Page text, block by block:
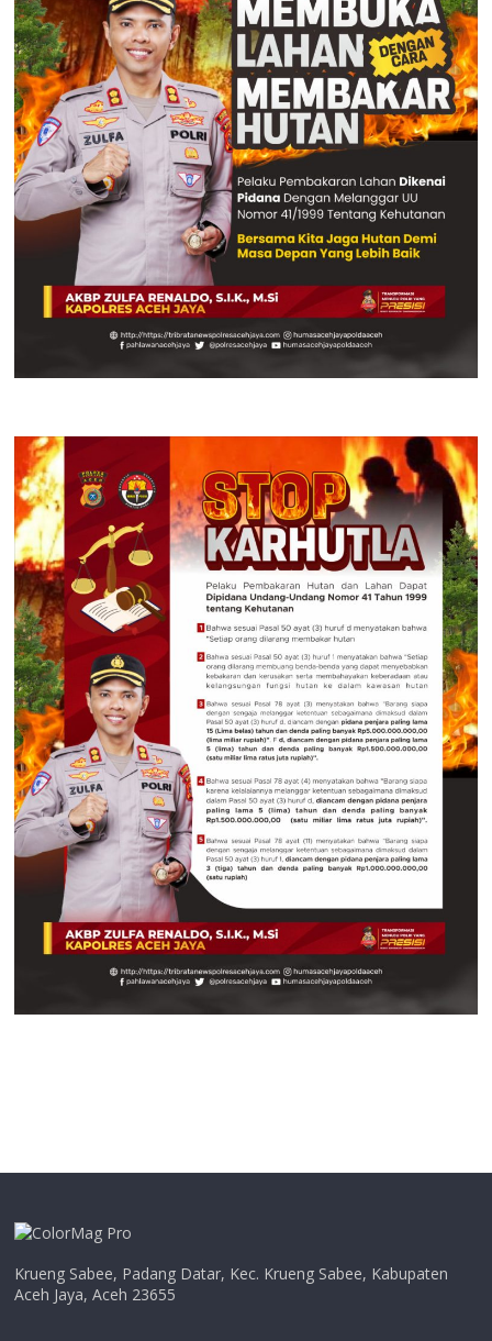
Krueng Sabee, Padang Datar, Kec. Krueng Sabee, Kabupaten
Aceh Jaya, Aceh 23655